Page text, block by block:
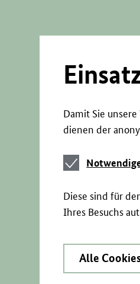
Damit Sie
dienen der
Notwendige
Cookies
Diese sind für
Ihres Besuchs
Alle